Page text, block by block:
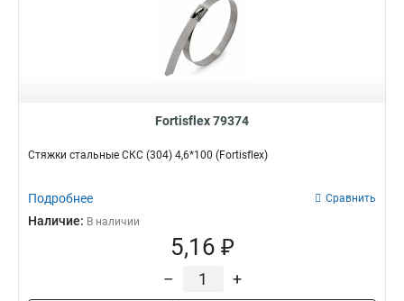
Fortisflex 79374
Стяжки стальные СКС (304) 4,6*100 (Fortisflex)
Подробнее Сравнить
Наличие: В наличии
5,16 ₽
– +